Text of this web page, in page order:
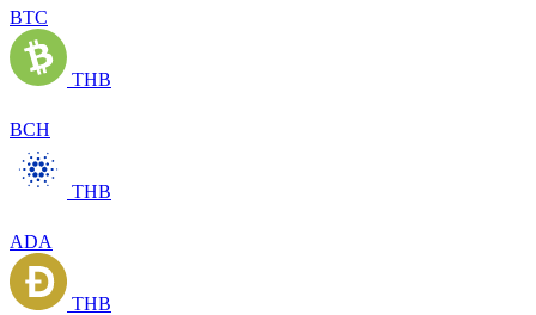
BTC
THB
BCH
THB
ADA
THB